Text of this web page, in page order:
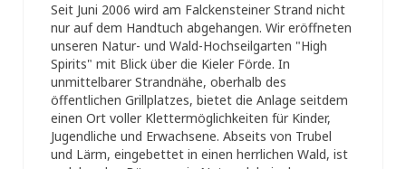
Seit Juni 2006 wird am Falckensteiner Strand nicht
nur auf dem Handtuch abgehangen. Wir eröffneten
unseren Natur- und Wald-Hochseilgarten "High
Spirits" mit Blick über die Kieler Förde. In
unmittelbarer Strandnähe, oberhalb des
öffentlichen Grillplatzes, bietet die Anlage seitdem
einen Ort voller Klettermöglichkeiten für Kinder,
Jugendliche und Erwachsene. Abseits von Trubel
und Lärm, eingebettet in einen herrlichen Wald, ist